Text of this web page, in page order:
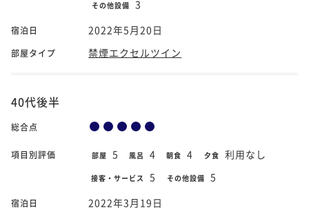
その他設備 3
宿泊日 2022年5月20日
部屋タイプ 禁煙エクセルツイン
40代後半
総合点
項目別評価 部屋 5 風呂 4 朝食 4 夕食 利用なし
接客・サービス 5 その他設備 5
宿泊日 2022年3月19日